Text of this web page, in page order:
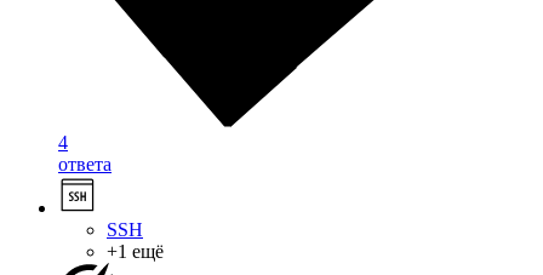
4
ответа
SSH
+1 ещё